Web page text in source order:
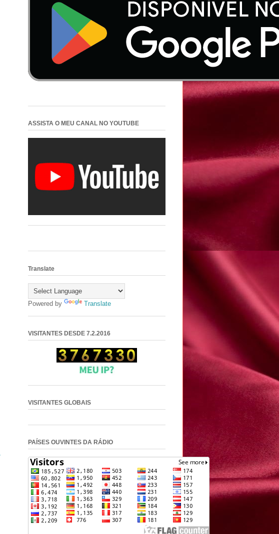
ASSISTA O MEU CANAL NO YOUTUBE
Translate
Powered by Translate
VISITANTES DESDE 7.2.2016
VISITANTES GLOBAIS
PAÍSES OUVINTES DA RÁDIO